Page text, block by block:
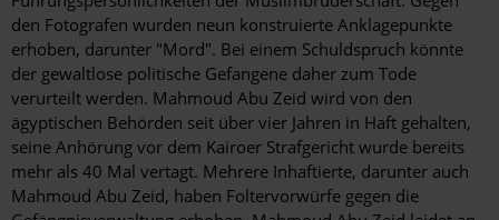
den Fotografen wurden neun konstruierte Anklagepunkte
erhoben, darunter "Mord". Bei einem Schuldspruch könnte
der gewaltlose politische Gefangene daher zum Tode
verurteilt werden. Mahmoud Abu Zeid wird von den
ägyptischen Behörden seit über vier Jahren in Haft gehalten,
seine Anhörung vor dem Kairoer Strafgericht wurde bereits
mehr als 40 Mal vertagt. Mehrere Inhaftierte, darunter auch
Mahmoud Abu Zeid, haben Foltervorwürfe gegen die